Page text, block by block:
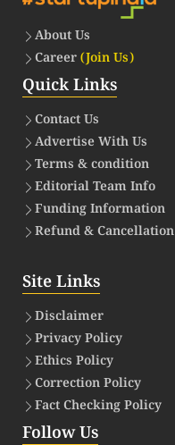
About Us
Career(Join Us)
Quick Links
Contact Us
Advertise With Us
Terms & condition
Editorial Team Info
Funding Information
Refund & Cancellation
Site Links
Disclaimer
Privacy Policy
Ethics Policy
Correction Policy
Fact Checking Policy
Follow Us